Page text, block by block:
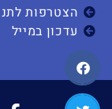
הצטרפות
עדכון במייל